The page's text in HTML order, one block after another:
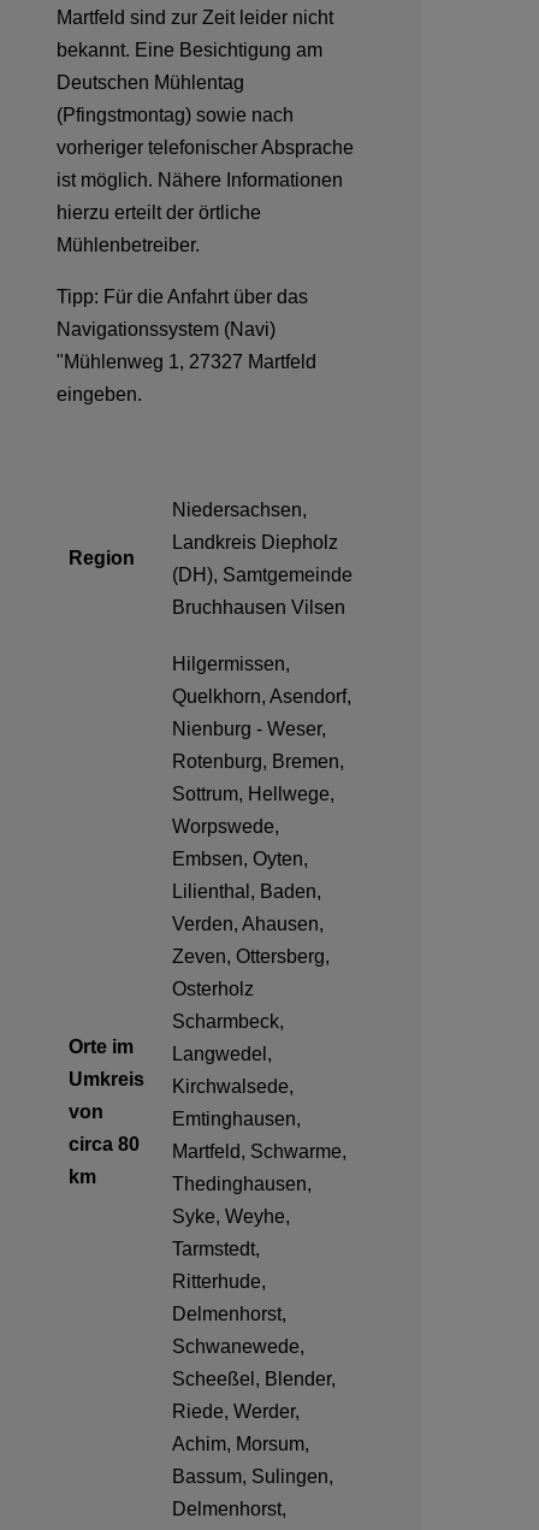
Martfeld sind zur Zeit leider nicht
bekannt. Eine Besichtigung am
Deutschen Mühlentag
(Pfingstmontag) sowie nach
vorheriger telefonischer Absprache
ist möglich. Nähere Informationen
hierzu erteilt der örtliche
Mühlenbetreiber.
Tipp: Für die Anfahrt über das
Navigationssystem (Navi)
"Mühlenweg 1, 27327 Martfeld
eingeben.
Region
Niedersachsen,
Landkreis Diepholz
(DH), Samtgemeinde
Bruchhausen Vilsen
Orte im
Umkreis
von
circa 80
km
Hilgermissen,
Quelkhorn, Asendorf,
Nienburg - Weser,
Rotenburg, Bremen,
Sottrum, Hellwege,
Worpswede,
Embsen, Oyten,
Lilienthal, Baden,
Verden, Ahausen,
Zeven, Ottersberg,
Osterholz
Scharmbeck,
Langwedel,
Kirchwalsede,
Emtinghausen,
Martfeld, Schwarme,
Thedinghausen,
Syke, Weyhe,
Tarmstedt,
Ritterhude,
Delmenhorst,
Schwanewede,
Scheeßel, Blender,
Riede, Werder,
Achim, Morsum,
Bassum, Sulingen,
Delmenhorst,